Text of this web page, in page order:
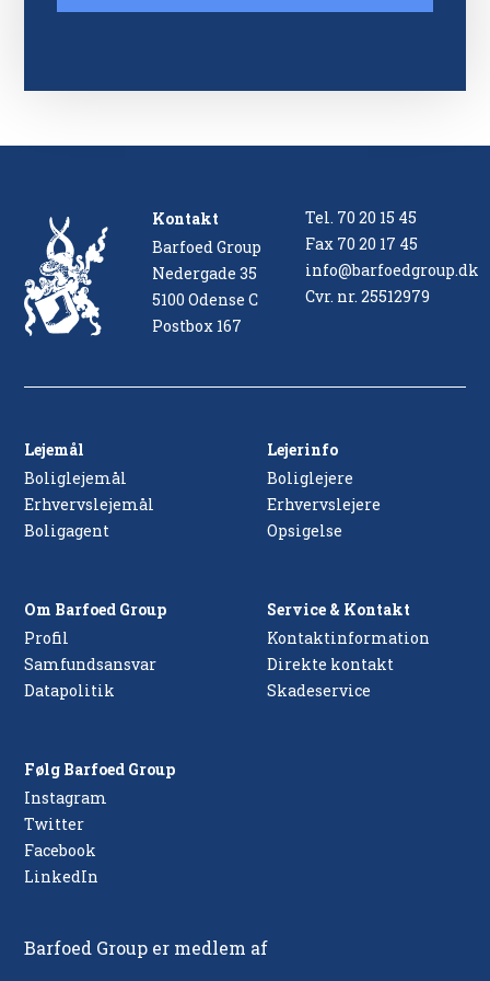
Kontakt
Barfoed Group
Nedergade 35
5100 Odense C
Postbox 167
Tel. 70 20 15 45
Fax 70 20 17 45
info@barfoedgroup.dk
Cvr. nr. 25512979
Lejemål
Boliglejemål
Erhvervslejemål
Boligagent
Lejerinfo
Boliglejere
Erhvervslejere
Opsigelse
Om Barfoed Group
Profil
Samfundsansvar
Datapolitik
Service & Kontakt
Kontaktinformation
Direkte kontakt
Skadeservice
Følg Barfoed Group
Instagram
Twitter
Facebook
LinkedIn
Barfoed Group er medlem af